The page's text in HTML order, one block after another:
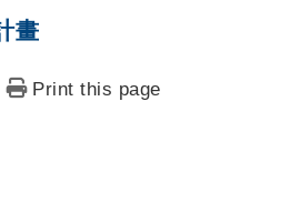
畫
Print this page